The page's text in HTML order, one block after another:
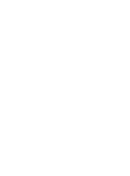
étoiles, 16%